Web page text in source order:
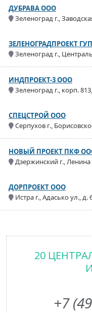
ДУБРАВА ООО
Зеленоград г.,
ЗЕЛЕНОГРАДПРОЕКТ ГУП
Зеленоград г.,
ИНДПРОЕКТ-3 ООО
Зеленоград г., корп.
СПЕЦСТРОЙ ООО
Серпухов г.,
НОВЫЙ ПРОЕКТ ПКФ
Дзержинский г., Ленина
ДОРПРОЕКТ ООО
Истра г., Адасько ул., д.
20
+7